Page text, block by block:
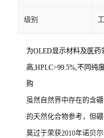
级别
为OLED显示材料及医
高,HPLC>99.5%,不同纯
购
虽然自然界中存在的含
的天然化合物参考，但
莫过于荣获2010年诺贝